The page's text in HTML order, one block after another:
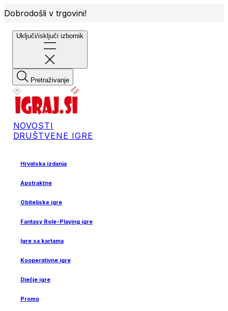
Dobrodošli v trgovini!
Uključi/isključi izbornik
Pretraživanje
NOVOSTI
DRUŠTVENE IGRE
Hrvatska izdanja
Apstraktne
Obiteljske igre
Fantasy Role-Playing igre
Igre sa kartama
Kooperativne igre
Dječje igre
Promo